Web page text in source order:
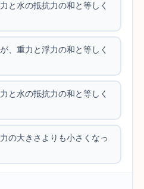
と水の抵抗力の和と等しく
、重力と浮力の和と等しく
と水の抵抗力の和と等しく
の大きさよりも小さくなっ